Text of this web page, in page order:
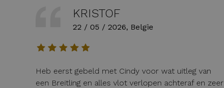
KRISTOF
22 / 05 / 2026, Belgie
Heb eerst gebeld met Cindy voor wat uitleg van
een Breitling en alles vlot verlopen achteraf en zeer